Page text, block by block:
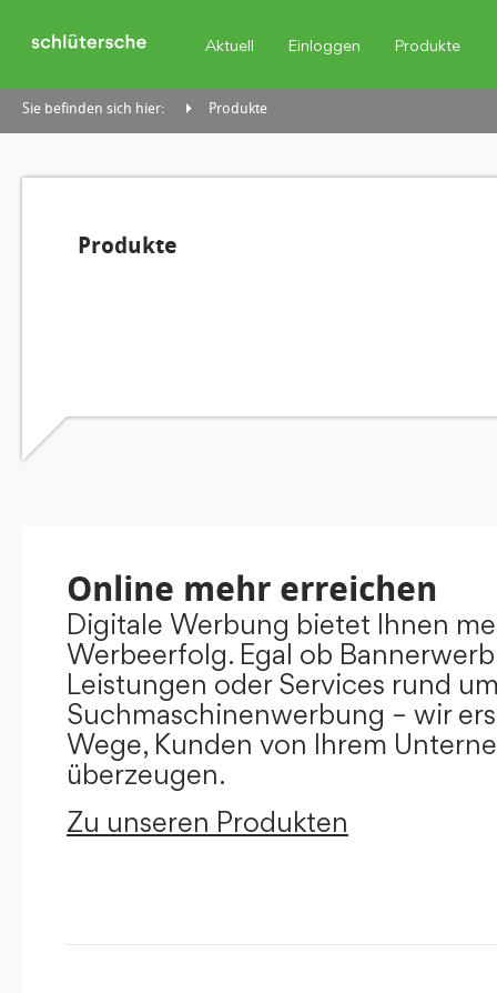
Aktuell Einloggen Produkte
Sie befinden sich hier: Produkte
Produkte
Online mehr erreichen
Digitale Werbung bietet Ihnen
Werbeerfolg. Egal ob
Leistungen oder Services rund
Suchmaschinenwerbung – wir
Wege, Kunden von Ihrem
überzeugen.
Zu unseren Produkten